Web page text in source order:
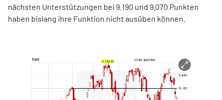
nächsten Unterstützungen bei 9.190 und 9.070 Punkten
haben bislang ihre Funktion nicht ausüben können.